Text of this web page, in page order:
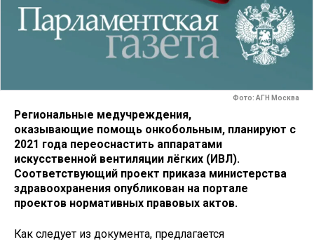
Фото: АГН Москва
Региональные медучреждения,
оказывающие помощь онкобольным, планируют с
2021 года переоснастить аппаратами
искусственной вентиляции лёгких (ИВЛ).
Соответствующий проект приказа министерства
здравоохранения опубликован на портале
проектов нормативных правовых актов.
Как следует из документа, предлагается